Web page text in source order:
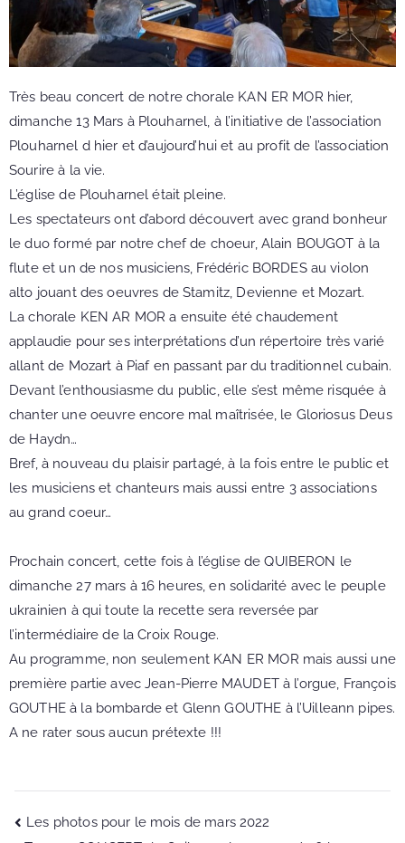
Très beau concert de notre chorale KAN ER MOR hier,
dimanche 13 Mars à Plouharnel, à l’initiative de l’association
Plouharnel d hier et d’aujourd’hui et au profit de l’association
Sourire à la vie.
L’église de Plouharnel était pleine.
Les spectateurs ont d’abord découvert avec grand bonheur
le duo formé par notre chef de choeur, Alain BOUGOT à la
flute et un de nos musiciens, Frédéric BORDES au violon
alto jouant des oeuvres de Stamitz, Devienne et Mozart.
La chorale KEN AR MOR a ensuite été chaudement
applaudie pour ses interprétations d’un répertoire très varié
allant de Mozart à Piaf en passant par du traditionnel cubain.
Devant l’enthousiasme du public, elle s’est même risquée à
chanter une oeuvre encore mal maîtrisée, le Gloriosus Deus
de Haydn…
Bref, à nouveau du plaisir partagé, à la fois entre le public et
les musiciens et chanteurs mais aussi entre 3 associations
au grand coeur…
Prochain concert, cette fois à l’église de QUIBERON le
dimanche 27 mars à 16 heures, en solidarité avec le peuple
ukrainien à qui toute la recette sera reversée par
l’intermédiaire de la Croix Rouge.
Au programme, non seulement KAN ER MOR mais aussi une
première partie avec Jean-Pierre MAUDET à l’orgue, François
GOUTHE à la bombarde et Glenn GOUTHE à l’Uilleann pipes.
A ne rater sous aucun prétexte !!!
Les photos pour le mois de mars 2022